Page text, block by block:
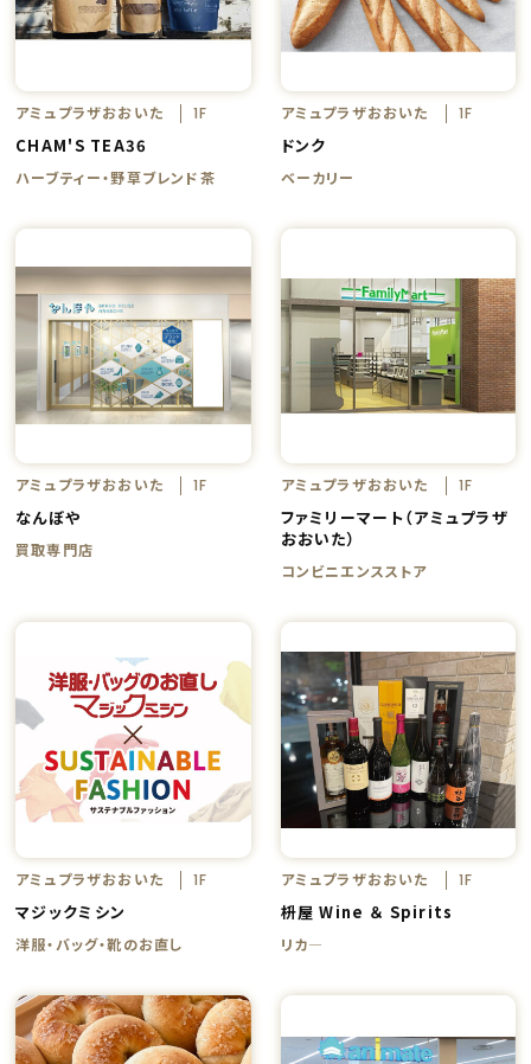
アミュプラザおおいた 1F
CHAM'S TEA36
ハーブティー・野草ブレンド茶
アミュプラザおおいた 1F
ドンク
ベーカリー
アミュプラザおおいた 1F
なんぼや
買取専門店
アミュプラザおおいた 1F
ファミリーマート（アミュプラザ
おおいた）
コンビニエンスストア
アミュプラザおおいた 1F
マジックミシン
洋服・バッグ・靴のお直し
アミュプラザおおいた 1F
枡屋 Wine ＆ Spirits
リカ―